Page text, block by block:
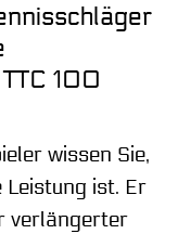
100
wissen Sie,
Leistung ist. Er
verlängerter